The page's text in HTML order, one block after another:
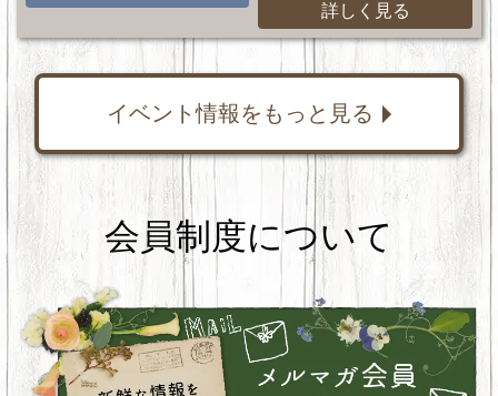
詳しく見る
イベント情報をもっと見る
会員制度について